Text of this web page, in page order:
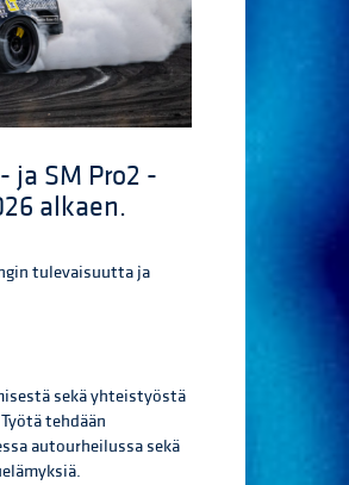
SM Pro2 -
alkaen.
tulevaisuutta ja
sekä yhteistyöstä
tehdään
autourheilussa sekä